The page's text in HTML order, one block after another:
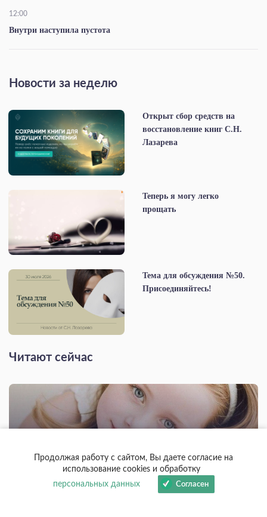
12:00
Внутри наступила пустота
Новости за неделю
Открыт сбор средств на
восстановление книг С.Н.
Лазарева
Теперь я могу легко
прощать
Тема для обсуждения №50.
Присоединяйтесь!
Читают сейчас
Когда мне было 6 лет
Продолжая работу с сайтом, Вы даете согласие на
использование cookies и обработку
персональных данных
Согласен